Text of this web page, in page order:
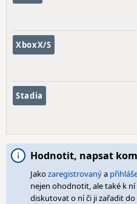
XboxX/S
Stadia
Hodnotit, napsat
Jakozaregistrovanýa
nejen ohodnotit, ale také k
diskutovat o ní či ji zařadit